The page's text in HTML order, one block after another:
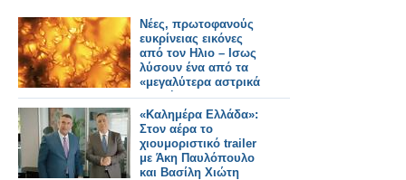
Νέες, πρωτοφανούς
ευκρίνειας εικόνες
από τον Ηλιο – Ισως
λύσουν ένα από τα
«μεγαλύτερα αστρικά
μυστήρια»
«Καλημέρα Ελλάδα»:
Στον αέρα το
χιουμοριστικό trailer
με Άκη Παυλόπουλο
και Βασίλη Χιώτη